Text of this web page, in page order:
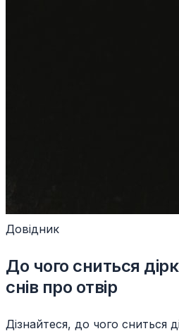
Довідник
До чого сниться
снів про отвір
Дізнайтеся, до чого сниться